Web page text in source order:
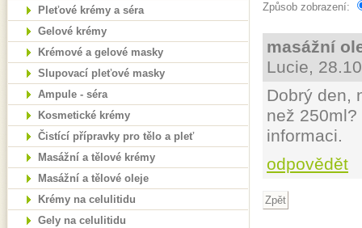
Pleťové krémy a séra
Gelové krémy
Krémové a gelové masky
Slupovací pleťové masky
Ampule - séra
Kosmetické krémy
Čistící přípravky pro tělo a pleť
Masážní a tělové krémy
Masážní a tělové oleje
Krémy na celulitidu
Gely na celulitidu
Způsob zobrazení:
masážní
Lucie,
Dobrý den,
než
informaci.
odpovědět